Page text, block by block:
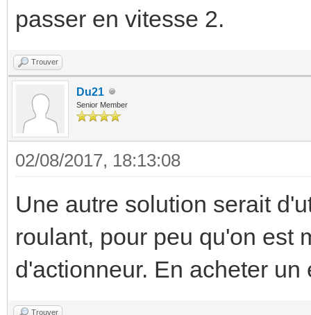
passer en vitesse 2.
Trouver
Du21
Senior Member
02/08/2017, 18:13:08
Une autre solution serait
roulant, pour peu qu'on est
d'actionneur. En acheter
Trouver